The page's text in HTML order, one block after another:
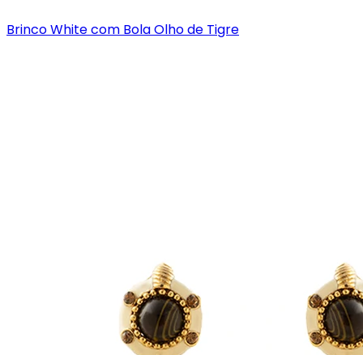
Brinco White com Bola Olho de Tigre